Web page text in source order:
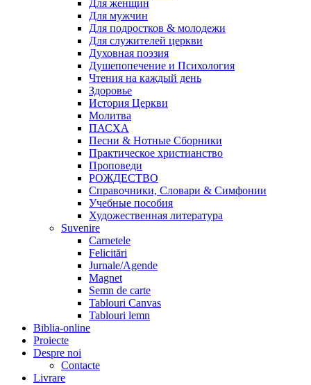
Для женщин
Для мужчин
Для подростков & молодежи
Для служителей церкви
Духовная поэзия
Душепопечение и Психология
Чтения на каждый день
Здоровье
История Церкви
Молитва
ПАСХА
Песни & Нотные Сборники
Практическое христианство
Проповеди
РОЖДЕСТВО
Справочники, Словари & Симфонии
Учебные пособия
Художественная литература
Suvenire
Carnetele
Felicitări
Jurnale/Agende
Magnet
Semn de carte
Tablouri Canvas
Tablouri lemn
Biblia-online
Proiecte
Despre noi
Contacte
Livrare